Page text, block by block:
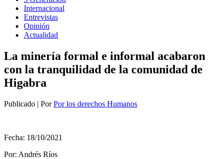
Internacional
Entrevistas
Opinión
Actualidad
La minería formal e informal acabaron
con la tranquilidad de la comunidad de
Higabra
Publicado | Por Por los derechos Humanos
Fecha: 18/10/2021
Por: Andrés Ríos